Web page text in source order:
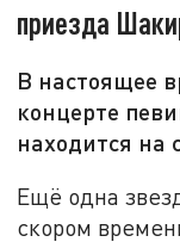
приезда
В настоящее
концерте
находится на
Ещё одна
скором